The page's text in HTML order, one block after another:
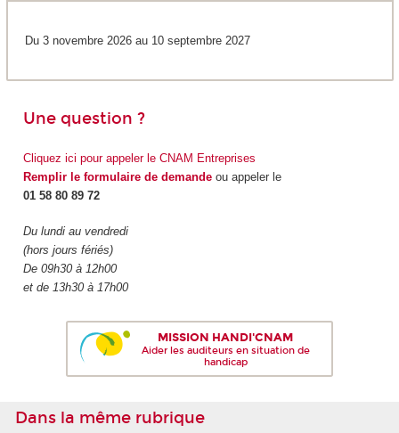
Du 3 novembre 2026 au 10 septembre 2027
Une question ?
Cliquez ici pour appeler le CNAM Entreprises
Remplir le formulaire de demandeou appeler le
01 58 80 89 72
Du lundi au vendredi
(hors jours fériés)
De 09h30 à 12h00
et de 13h30 à 17h00
MISSION HANDI'CNAM
Aider les auditeurs en situation de
handicap
Dans la même rubrique